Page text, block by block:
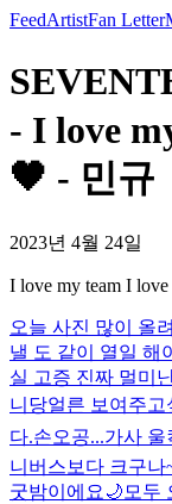
FeedArtistFan Letter
- I love
🖤 - 민규
2023년 4월 24일
I love my team I
오늘 사진 많이 올
낼 도 같이 열일 해
실 고증 진짜 멀미
니당얼른 보여주고
다.손오공...가사 울
니버스보다 크구나
굿밤이에요🌙 모두